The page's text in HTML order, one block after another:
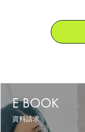
E BOOK
資料請求